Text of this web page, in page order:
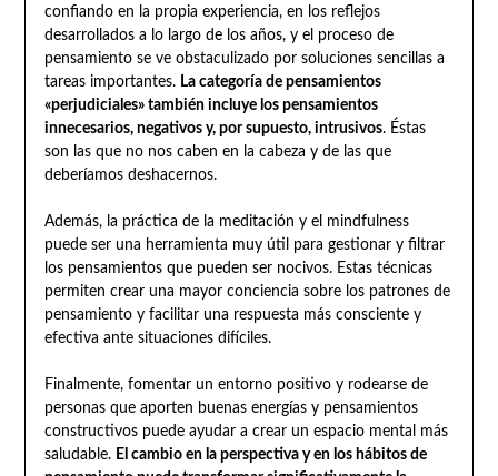
confiando en la propia experiencia, en los reflejos
desarrollados a lo largo de los años, y el proceso de
pensamiento se ve obstaculizado por soluciones sencillas a
tareas importantes. La categoría de pensamientos
«perjudiciales» también incluye los pensamientos
innecesarios, negativos y, por supuesto, intrusivos. Éstas
son las que no nos caben en la cabeza y de las que
deberíamos deshacernos.
Además, la práctica de la meditación y el mindfulness
puede ser una herramienta muy útil para gestionar y filtrar
los pensamientos que pueden ser nocivos. Estas técnicas
permiten crear una mayor conciencia sobre los patrones de
pensamiento y facilitar una respuesta más consciente y
efectiva ante situaciones difíciles.
Finalmente, fomentar un entorno positivo y rodearse de
personas que aporten buenas energías y pensamientos
constructivos puede ayudar a crear un espacio mental más
saludable. El cambio en la perspectiva y en los hábitos de